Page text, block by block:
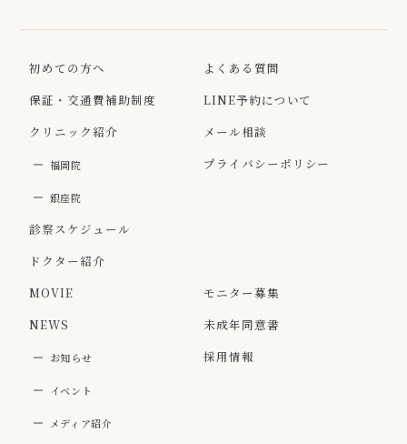
初めての方へ
保証・交通費補助制度
クリニック紹介
福岡院
銀座院
診察スケジュール
ドクター紹介
MOVIE
NEWS
お知らせ
イベント
メディア紹介
よくある質問
LINE予約について
メール相談
プライバシーポリシー
モニター募集
未成年同意書
採用情報